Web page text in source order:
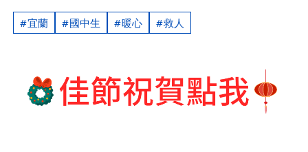
宜蘭 國中生 暖心 救人